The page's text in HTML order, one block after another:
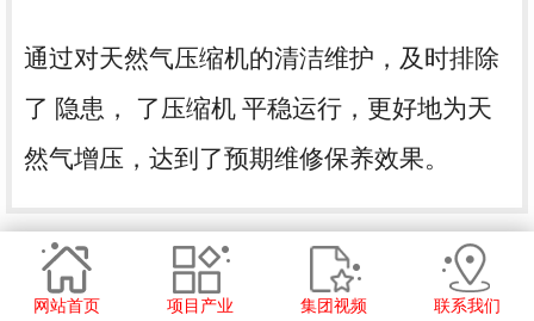
通过对天然气压缩机的清洁维护，及时排除
了 隐患， 了压缩机 平稳运行，更好地为天
然气增压，达到了预期维修保养效果。
网站首页 项目产业 集团视频 联系我们